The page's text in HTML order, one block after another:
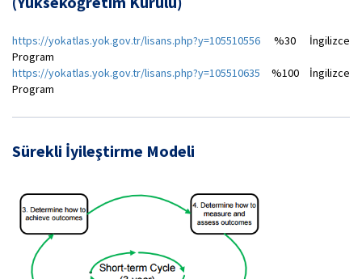
https://yokatlas.yok.gov.tr/lisans.php?y=105510556 %30 İngilizce
Program
https://yokatlas.yok.gov.tr/lisans.php?y=105510635 %100 İngilizce
Program
Sürekli İyileştirme Modeli